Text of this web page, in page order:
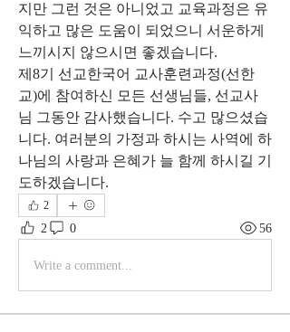
지만 그런 것은 아니었고 교육과정은 유
익하고 많은 도움이 되었으니 서운하게
느끼시지 않으시면 좋겠습니다.
제8기 선교한국어 교사훈련과정(선한
교)에 참여하신 모든 선생님들, 선교사
님 그동안 감사했습니다. 수고 많으셨습
니다. 여러분의 가정과 하시는 사역에 하
나님의 사랑과 은혜가 늘 함께 하시길 기
도하겠습니다.
2
2 0 56
Write a comment...